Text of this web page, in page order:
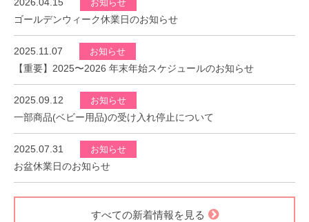
お知らせ
ゴールデンウィーク休業日のお知らせ
2025.11.07 お知らせ
【重要】2025〜2026 年末年始スケジュールのお知らせ
2025.09.12 お知らせ
一部商品(ベビー用品)の受け入れ停止について
2025.07.31 お知らせ
お盆休業日のお知らせ
すべての新着情報を見る